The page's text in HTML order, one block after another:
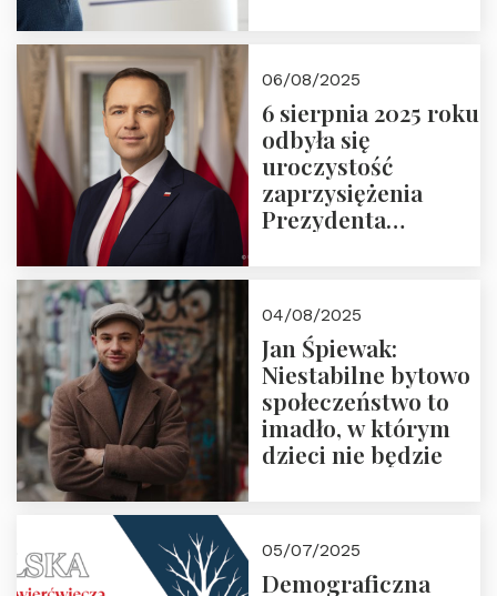
06/08/2025
6 sierpnia 2025 roku
odbyła się
uroczystość
zaprzysiężenia
Prezydenta
Nawrockiego
04/08/2025
Jan Śpiewak:
Niestabilne bytowo
społeczeństwo to
imadło, w którym
dzieci nie będzie
05/07/2025
Demograficzna